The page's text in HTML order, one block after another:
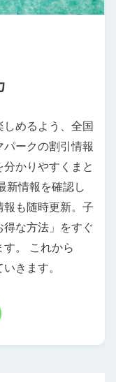
めるよう、全国
ークの割引情報
かりやすくまと
情報を確認し
も随時更新。子
な方法」をすぐ
す。 これから
きます。